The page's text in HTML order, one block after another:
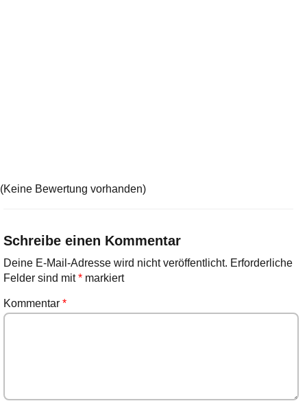
(Keine Bewertung vorhanden)
Schreibe einen Kommentar
Deine E-Mail-Adresse wird nicht veröffentlicht. Erforderliche
Felder sind mit*markiert
Kommentar *